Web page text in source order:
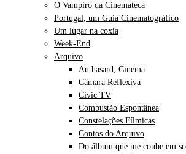
O Vampiro da Cinemateca
Portugal, um Guia Cinematográfico
Um lugar na coxia
Week-End
Arquivo
Au hasard, Cinema
Câmara Reflexiva
Civic TV
Combustão Espontânea
Constelações Fílmicas
Contos do Arquivo
Do álbum que me coube em